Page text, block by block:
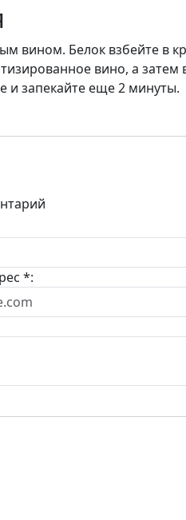
вином. Белок взбейте в
вино, а затем
и запекайте еще 2 минуты.
*: